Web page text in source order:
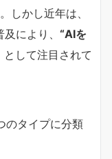
しかし近年は、
により、 “AIを
して注目されて
のタイプに分類